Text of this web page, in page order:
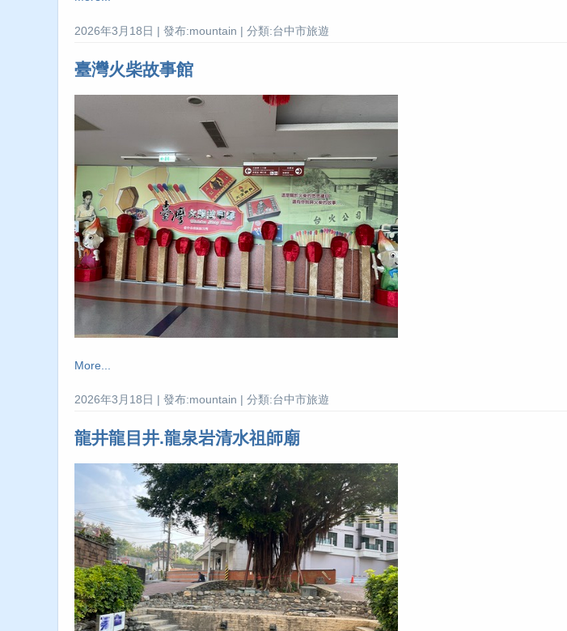
2026年3月18日 | 發布:mountain | 分類:台中市旅遊
臺灣火柴故事館
More...
2026年3月18日 | 發布:mountain | 分類:台中市旅遊
龍井龍目井.龍泉岩清水祖師廟